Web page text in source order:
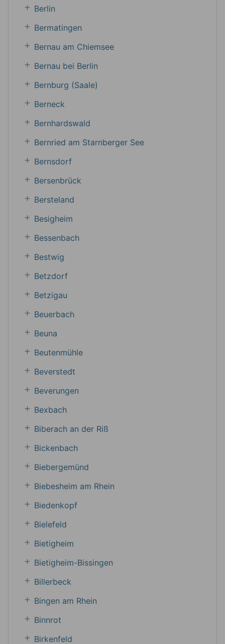
Berlin
Bermatingen
Bernau am Chiemsee
Bernau bei Berlin
Bernburg (Saale)
Berneck
Bernhardswald
Bernried am Starnberger See
Bernsdorf
Bersenbrück
Bersteland
Besigheim
Bessenbach
Bestwig
Betzdorf
Betzigau
Beuerbach
Beuna
Beutenmühle
Beverstedt
Beverungen
Bexbach
Biberach an der Riß
Bickenbach
Biebergemünd
Biebesheim am Rhein
Biedenkopf
Bielefeld
Bietigheim
Bietigheim-Bissingen
Billerbeck
Bingen am Rhein
Binnrot
Birkenfeld